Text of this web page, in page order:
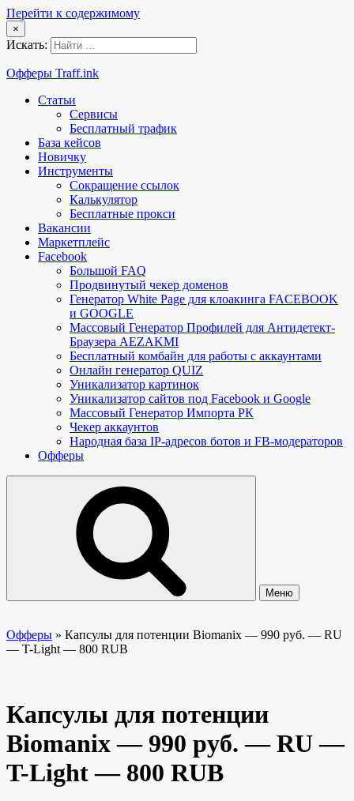
Перейти к содержимому
×
Искать:
Офферы Traff.ink
Статьи
Сервисы
Бесплатный трафик
База кейсов
Новичку
Инструменты
Сокращение ссылок
Калькулятор
Бесплатные прокси
Вакансии
Маркетплейс
Facebook
Большой FAQ
Продвинутый чекер доменов
Генератор White Page для клоакинга FACEBOOK
и GOOGLE
Массовый Генератор Профилей для Антидетект-
Браузера AEZAKMI
Бесплатный комбайн для работы с аккаунтами
Онлайн генератор QUIZ
Уникализатор картинок
Уникализатор сайтов под Facebook и Google
Массовый Генератор Импорта РК
Чекер аккаунтов
Народная база IP-адресов ботов и FB-модераторов
Офферы
Меню
Офферы » Капсулы для потенции Biomanix — 990 руб. — RU
— T-Light — 800 RUB
Капсулы для потенции
Biomanix — 990 руб. — RU —
T-Light — 800 RUB